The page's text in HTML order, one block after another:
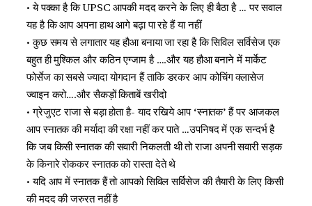
• ये पक्का है कि UPSC आपकी मदद करने के लिए ही बैठा है … पर सवाल
यह है कि आप अपना हाथ आगे बढ़ा पा रहे हैं या नहीं
• कुछ समय से लगातार यह हौआ बनाया जा रहा है कि सिविल सर्विसेज एक
बहुत ही मुश्किल और कठिन एग्जाम है ….और यह हौआ बनाने में मार्केट
फोर्सेज का सबसे ज्यादा योगदान हैं ताकि डरकर आप कोचिंग क्लासेज
ज्वाइन करो….और सैकड़ों किताबें खरीदो
• ग्रेजुएट राजा से बड़ा होता है- याद रखिये आप ‘स्नातक’ हैं पर आजकल
आप स्नातक की मर्यादा की रक्षा नहीं कर पाते …उपनिषद में एक सन्दर्भ है
कि जब किसी स्नातक की सवारी निकलती थी तो राजा अपनी सवारी सड़क
के किनारे रोककर स्नातक को रास्ता देते थे
• यदि आप में स्नातक हैं तो आपको सिविल सर्विसेज की तैयारी के लिए किसी
की मदद की जरुरत नहीं है